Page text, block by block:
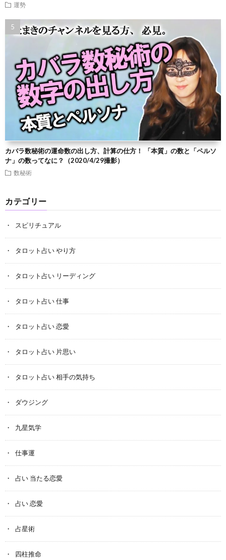
運勢
カバラ数秘術の運命数の出し方、計算の仕方！ 「本質」の数と「ペルソ
ナ」の数ってなに？（2020/4/29撮影）
数秘術
カテゴリー
スピリチュアル
タロット占い やり方
タロット占い リーディング
タロット占い 仕事
タロット占い 恋愛
タロット占い 片思い
タロット占い 相手の気持ち
ダウジング
九星気学
仕事運
占い 当たる恋愛
占い 恋愛
占星術
四柱推命